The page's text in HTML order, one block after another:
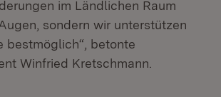
im Ländlichen Raum
sondern wir unterstützen
bestmöglich“, betonte
Winfried Kretschmann.